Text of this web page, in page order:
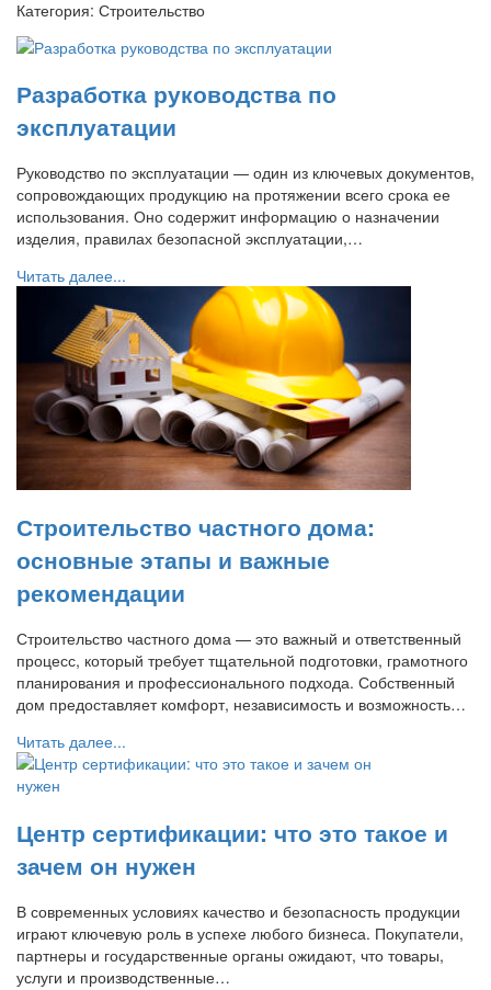
Категория: Строительство
Разработка руководства по
эксплуатации
Руководство по эксплуатации — один из ключевых документов,
сопровождающих продукцию на протяжении всего срока ее
использования. Оно содержит информацию о назначении
изделия, правилах безопасной эксплуатации,…
Читать далее...
Строительство частного дома:
основные этапы и важные
рекомендации
Строительство частного дома — это важный и ответственный
процесс, который требует тщательной подготовки, грамотного
планирования и профессионального подхода. Собственный
дом предоставляет комфорт, независимость и возможность…
Читать далее...
Центр сертификации: что это такое и
зачем он нужен
В современных условиях качество и безопасность продукции
играют ключевую роль в успехе любого бизнеса. Покупатели,
партнеры и государственные органы ожидают, что товары,
услуги и производственные…